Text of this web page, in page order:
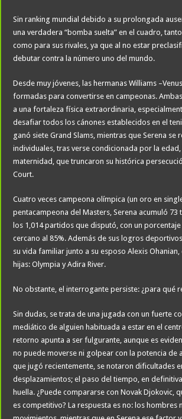
Sin ranking mundial debido a su prolongada
una verdadera “bomba suelta” en el cuadro,
como para sus rivales, ya que al no estar
debutar contra la número uno del mundo.
Desde muy jóvenes, las hermanas Williams
formadas para convertirse en campeonas.
a una fortaleza física extraordinaria,
desafiar todos los cánones establecidos en el
ganó siete Grand Slams, mientras que Serena se
individuales, tras verse condicionada por la edad,
maternidad, que truncaron su histórica
Court.
Cuatro veces campeona olímpica (un oro en
pentacampeona del Masters, Serena acumuló 73
los 1,014 partidos que disputó, con un
cercano al 85%. Además de sus logros
su vida familiar junto a su esposo Alexis
hijas: Olympia y Adira River.
No obstante, el interrogante persiste: ¿para qué
Sin dudas, se trata de una jugada con un fuerte
mediático de alguien habituada a estar en el
retorno apunta a ser fulgurante, aunque es
no puede moverse ni golpear con la potencia de
que jugó recientemente, se notaron dificultades
desplazamientos; el paso del tiempo, en
huella. ¿Puede compararse con Novak Djokovic,
es competitivo? La respuesta es no: los hombres